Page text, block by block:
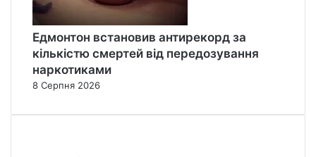
Едмонтон встановив антирекорд за
кількістю смертей від передозування
наркотиками
8 Серпня 2026